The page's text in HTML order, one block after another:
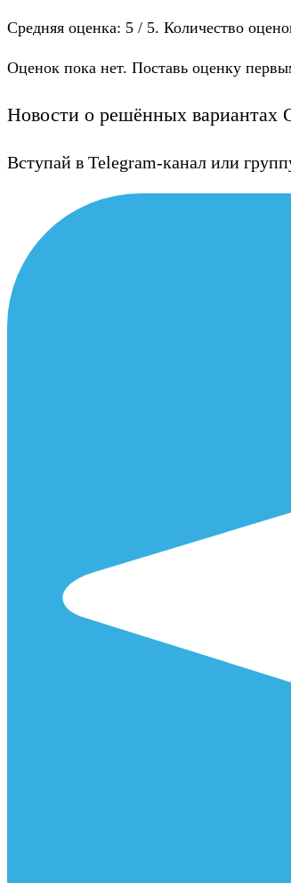
Средняя оценка: 5 / 5. Количество
Оценок пока нет. Поставь оценку
Новости о решённых
Вступай в Telegram-канал или